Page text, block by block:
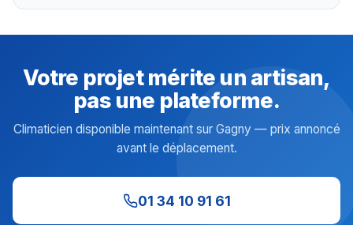
Votre projet mérite un artisan,
pas une plateforme.
Climaticien disponible maintenant sur Gagny — prix annoncé
avant le déplacement.
01 34 10 91 61